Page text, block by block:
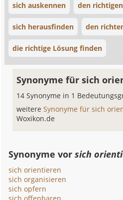
sich auskennen den
sich herausfinden den
die richtige Lösung finden
Synonyme für sich
14 Synonyme in 1
weitereSynonyme für sich
Woxikon.de
Synonyme vorsich
sich orientieren
sich organisieren
sich opfern